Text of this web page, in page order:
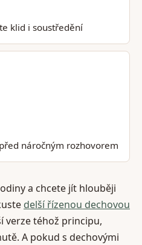
klid i soustředění
náročným rozhovorem
a chcete jít hlouběji
delší řízenou dechovou
verze téhož principu,
A pokud s dechovými